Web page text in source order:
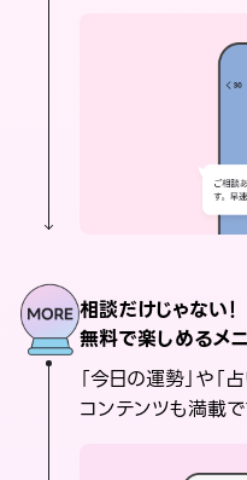
相談だけじゃない！
無料で楽しめるメ
「今日の運勢」や「
コンテンツも満載で